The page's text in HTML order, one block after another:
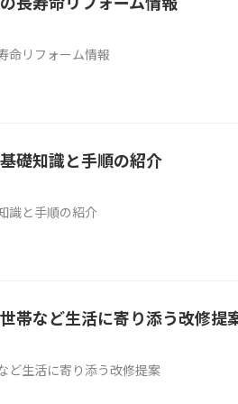
命リフォーム情報
礎知識と手順の紹介
識と手順の紹介
帯など生活に寄り添う改修提
ど生活に寄り添う改修提案